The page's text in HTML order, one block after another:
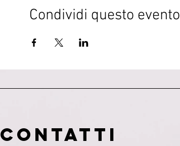
Condividi questo evento
CONTATTI